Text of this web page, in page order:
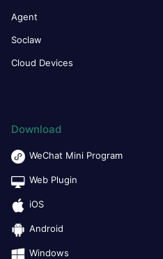
Agent
Soclaw
Cloud Devices
Download
WeChat Mini Program
Web Plugin
iOS
Android
Windows